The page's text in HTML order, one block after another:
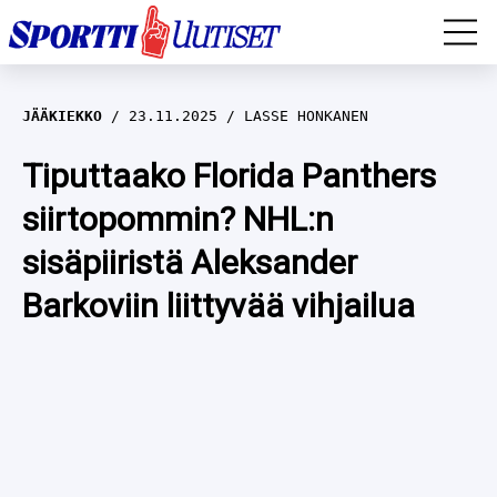
EM-YLEISURHEILU
JÄÄKIEKKO
YLEISURHEILU
WILMA HELTELÄ
TALVILAJIT
JÄÄKIEKKO 23.11.2025 LASSE HONKANEN
Tiputtaako Florida Panthers
siirtopommin? NHL:n
sisäpiiristä Aleksander
Barkoviin liittyvää vihjailua